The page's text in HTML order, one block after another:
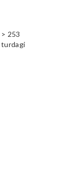
> 253
turdagi